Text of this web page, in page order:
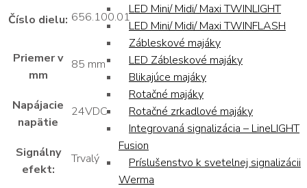
LED Mini/ Midi/ Maxi TWINLIGHT
LED Mini/ Midi/ Maxi TWINFLASH
Zábleskové majáky
LED Zábleskové majáky
Blikajúce majáky
Rotačné majáky
Rotačné zrkadlové majáky
Integrovaná signalizácia – LineLIGHT
Fusion
Príslušenstvo k svetelnej signalizácii
Werma
Číslo dielu: 656.100.01
Priemer v
mm
85 mm
Napájacie
napätie
24VDC
Signálny
efekt:
Trvalý